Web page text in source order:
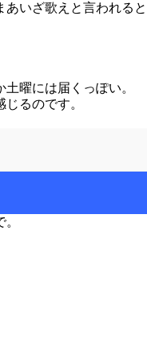
あいざ歌えと言われると
曜には届くっぽい。
るのです。